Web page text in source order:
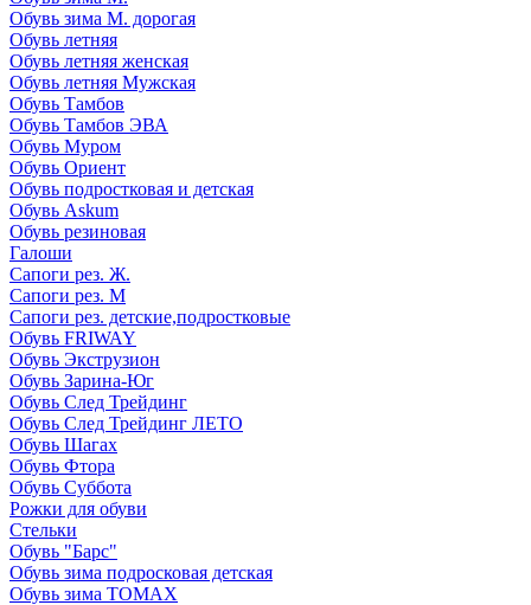
Обувь зима М. дорогая
Обувь летняя
Обувь летняя женская
Обувь летняя Мужская
Обувь Тамбов
Обувь Тамбов ЭВА
Обувь Муром
Обувь Ориент
Обувь подростковая и детская
Обувь Askum
Обувь резиновая
Галоши
Сапоги рез. Ж.
Сапоги рез. М
Сапоги рез. детские,подростковые
Обувь FRIWAY
Обувь Экструзион
Обувь Зарина-Юг
Обувь След Трейдинг
Обувь След Трейдинг ЛЕТО
Обувь Шагах
Обувь Фтора
Обувь Суббота
Рожки для обуви
Стельки
Обувь "Барс"
Обувь зима подросковая детская
Обувь зима ТОМАХ